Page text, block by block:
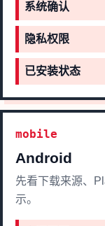
系统确认
隐私权限
已安装状态
mobile
Android
先看下载来源、
示。